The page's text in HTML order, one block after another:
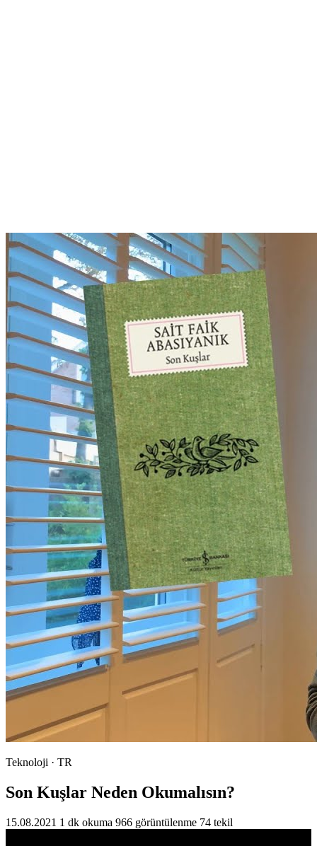
Teknoloji · TR
Son Kuşlar Neden Okumalısın?
15.08.2021 1 dk okuma 966 görüntülenme 74 tekil